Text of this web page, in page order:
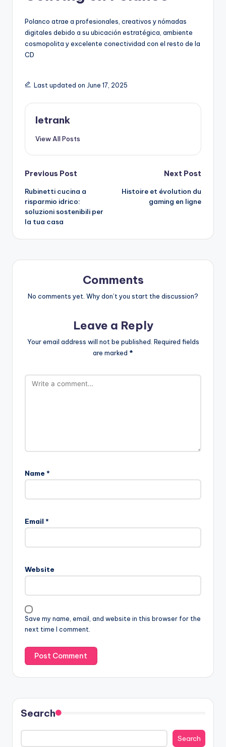
Polanco atrae a profesionales, creativos y nómadas
digitales debido a su ubicación estratégica, ambiente
cosmopolita y excelente conectividad con el resto de la
CD
Last updated on June 17, 2025
letrank
View All Posts
Post
navigation
Previous Post
Rubinetti cucina a
risparmio idrico:
soluzioni sostenibili per
la tua casa
Next Post
Histoire et évolution du
gaming en ligne
Comments
No comments yet. Why don’t you start the discussion?
Leave a Reply
Your email address will not be published. Required fields
are marked *
Name *
Email *
Website
Save my name, email, and website in this browser for the
next time I comment.
Search
Search